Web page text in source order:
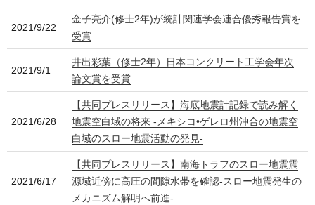
2021/9/22
金子亮介(修士2年)が統計関連学会連合優秀報告賞を
受賞
2021/9/1
井出彩葉（修士2年）日本コンクリート工学会年次
論文賞を受賞
2021/6/28
【共同プレスリリース】海底地震計記録で読み解く
地震空白域の将来 -メキシコ•ゲレロ州沖合の地震空
白域のスロー地震活動の発見-
2021/6/17
【共同プレスリリース】南海トラフのスロー地震震
源域近傍に高圧の間隙水帯を確認-スロー地震発生の
メカニズム解明へ前進-